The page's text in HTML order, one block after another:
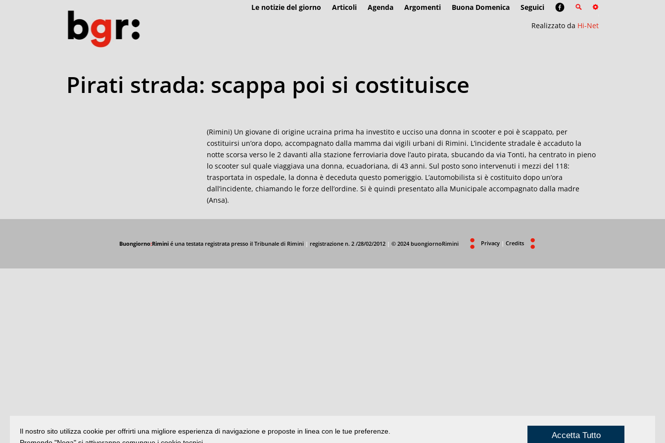
Le notizie del giorno Articoli Agenda Argomenti Buona Domenica
Seguici
Realizzato da Hi-Net
Pirati strada: scappa poi si costituisce
(Rimini) Un giovane di origine ucraina prima ha investito e ucciso una donna in scooter e poi è scappato, per
costituirsi un’ora dopo, accompagnato dalla mamma dai vigili urbani di Rimini. L’incidente stradale è accaduto la
notte scorsa verso le 2 davanti alla stazione ferroviaria dove l’auto pirata, sbucando da via Tonti, ha centrato in pieno
lo scooter sul quale viaggiava una donna, ecuadoriana, di 43 anni. Sul posto sono intervenuti i mezzi del 118:
trasportata in ospedale, la donna è deceduta questo pomeriggio. L’automobilista si è costituito dopo un’ora
dall’incidente, chiamando le forze dell’ordine. Si è quindi presentato alla Municipale accompagnato dalla madre
(Ansa).
Buongiorno:Riminié una testata registrata presso il Tribunale di Rimini | registrazione n. 2 /28/02/2012 | © 2024 buongiornoRimini Privacy | Credits
Il nostro sito utilizza cookie per offrirti una migliore esperienza di navigazione e proposte in linea con le tue preferenze.
Accetta Tutto